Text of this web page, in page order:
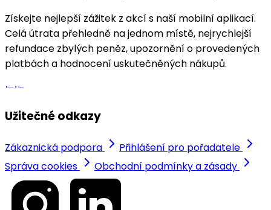
Získejte nejlepší zážitek z akcí s naší mobilní aplikací.
Celá útrata přehledně na jednom místě, nejrychlejší
refundace zbylých peněz, upozornění o provedených
platbách a hodnocení uskutečněných nákupů.
Užitečné odkazy
Zákaznická podpora
Přihlášení pro pořadatele
Správa cookies
Obchodní podmínky a zásady